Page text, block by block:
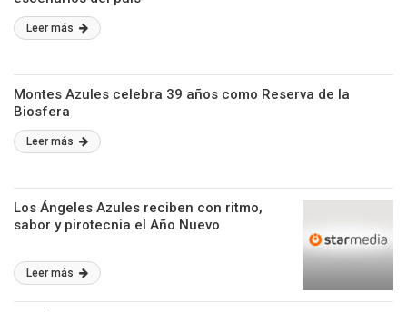
Leer más
Montes Azules celebra 39 años como Reserva de la
Biosfera
Leer más
Los Ángeles Azules reciben con ritmo,
sabor y pirotecnia el Año Nuevo
Leer más